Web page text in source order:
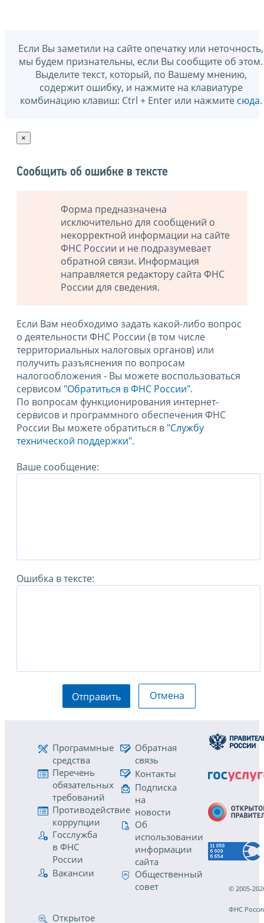
Если Вы заметили на сайте опечатку или неточность,
мы будем признательны, если Вы сообщите об этом.
Выделите текст, который, по Вашему мнению,
содержит ошибку, и нажмите на клавиатуре
комбинацию клавиш: Ctrl + Enter или нажмите сюда.
×
Сообщить об ошибке в тексте
Форма предназначена
исключительно для сообщений о
некорректной информации на сайте
ФНС России и не подразумевает
обратной связи. Информация
направляется редактору сайта ФНС
России для сведения.
Если Вам необходимо задать какой-либо вопрос
о деятельности ФНС России (в том числе
территориальных налоговых органов) или
получить разъяснения по вопросам
налогообложения - Вы можете воспользоваться
сервисом "Обратиться в ФНС России".
По вопросам функционирования интернет-
сервисов и программного обеспечения ФНС
России Вы можете обратиться в "Службу
технической поддержки".
Ваше сообщение:
Ошибка в тексте:
Отправить Отмена
Программные
средства
Перечень
обязательных
требований
Противодействие
коррупции
Госслужба
в ФНС
России
Вакансии
Обратная
связь
Контакты
Подписка
на
новости
Об
использовании
информации
сайта
Общественный
совет
Открытое
© 2005-
ФНС